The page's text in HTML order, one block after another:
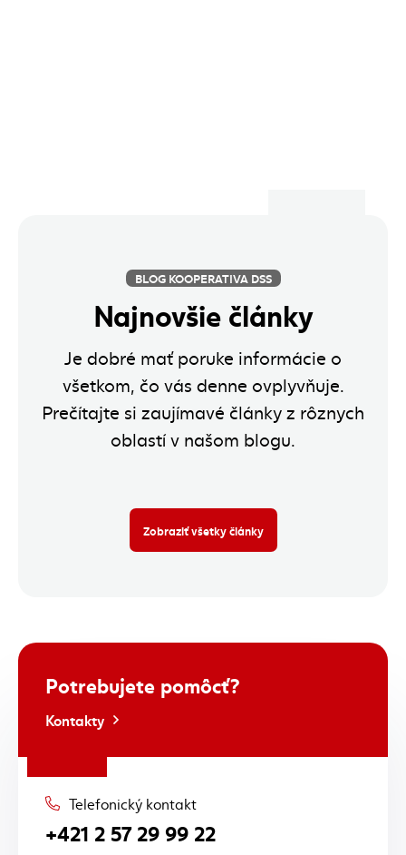
BLOG KOOPERATIVA DSS
Najnovšie články
Je dobré mať poruke informácie o
všetkom, čo vás denne ovplyvňuje.
Prečítajte si zaujímavé články z rôznych
oblastí v našom blogu.
Zobraziť všetky články
Potrebujete pomôcť?
Kontakty
Telefonický kontakt
+421 2 57 29 99 22